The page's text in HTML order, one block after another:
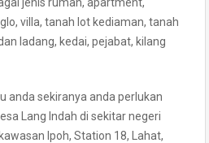
villa, tanah lot kediaman, tanah
ladang, kedai, pejabat, kilang
anda sekiranya anda perlukan
Lang Indah di sekitar negeri
Ipoh, Station 18, Lahat,